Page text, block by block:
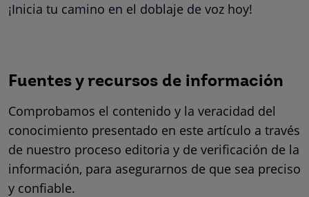
¡Inicia tu camino en el doblaje de voz hoy!
Fuentes y recursos de información
Comprobamos el contenido y la veracidad del
conocimiento presentado en este artículo a través
de nuestro proceso editoria y de verificación de la
información, para asegurarnos de que sea preciso
y confiable.